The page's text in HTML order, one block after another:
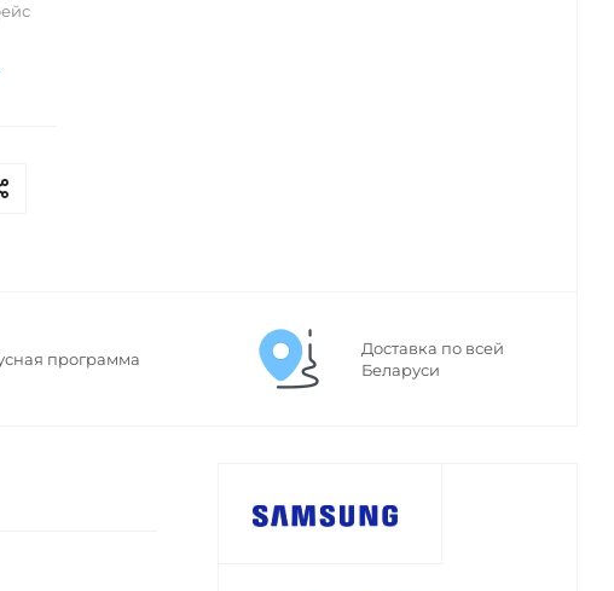
программа
Доставка по всей
Беларуси